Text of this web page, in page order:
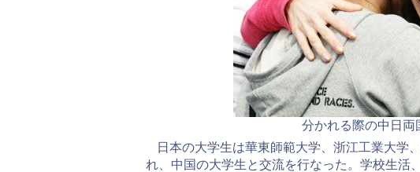
分かれる際の中日両
日本の大学生は華東師範大学、浙江工業大学
れ、中国の大学生と交流を行なった。学校生活